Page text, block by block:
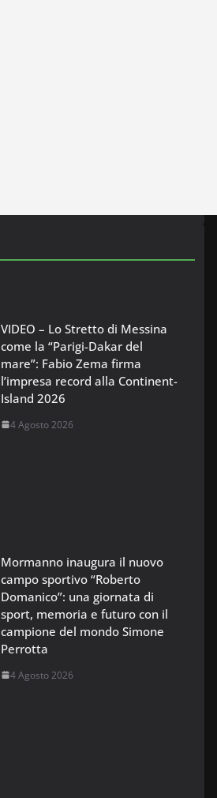
VIDEO – Lo Stretto di Messina
come la “Parigi-Dakar del
mare”: Fabio Zema firma
l’impresa record alla Continent-
Island 2026
4 Agosto 2026
Mormanno inaugura il nuovo
campo sportivo “Roberto
Domanico”: una giornata di
sport, memoria e futuro con il
campione del mondo Simone
Perrotta
4 Agosto 2026